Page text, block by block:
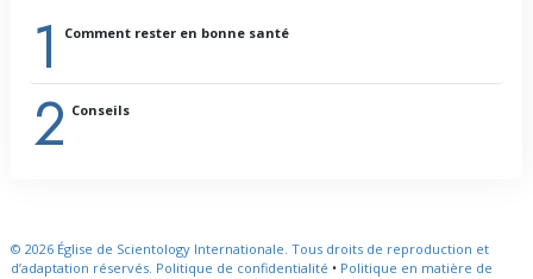
1 Comment rester en bonne santé
2 Conseils
© 2026 Église de Scientology Internationale. Tous droits de reproduction et
d’adaptation réservés. Politique de confidentialité • Politique en matière de